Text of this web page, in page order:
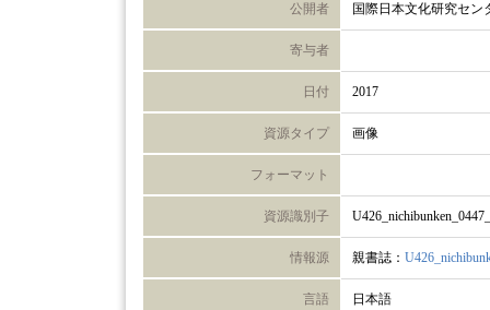
公開者 国際日本文化研究セン
寄与者
日付 2017
資源タイプ 画像
フォーマット
資源識別子
情報源 親書誌：
言語 日本語